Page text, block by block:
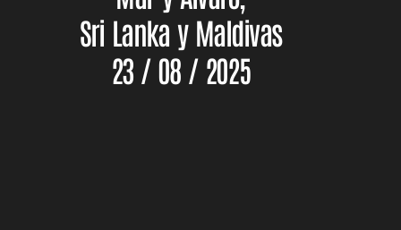
Sri Lanka y Maldivas
23 / 08 / 2025